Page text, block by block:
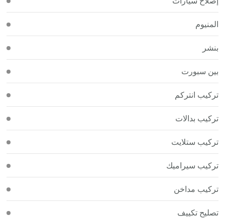
المنيوم
بنشر
بين سبورت
تركيب انتركم
تركيب بدالات
تركيب ستلايت
تركيب سيراميك
تركيب مداخن
تصليح تكييف